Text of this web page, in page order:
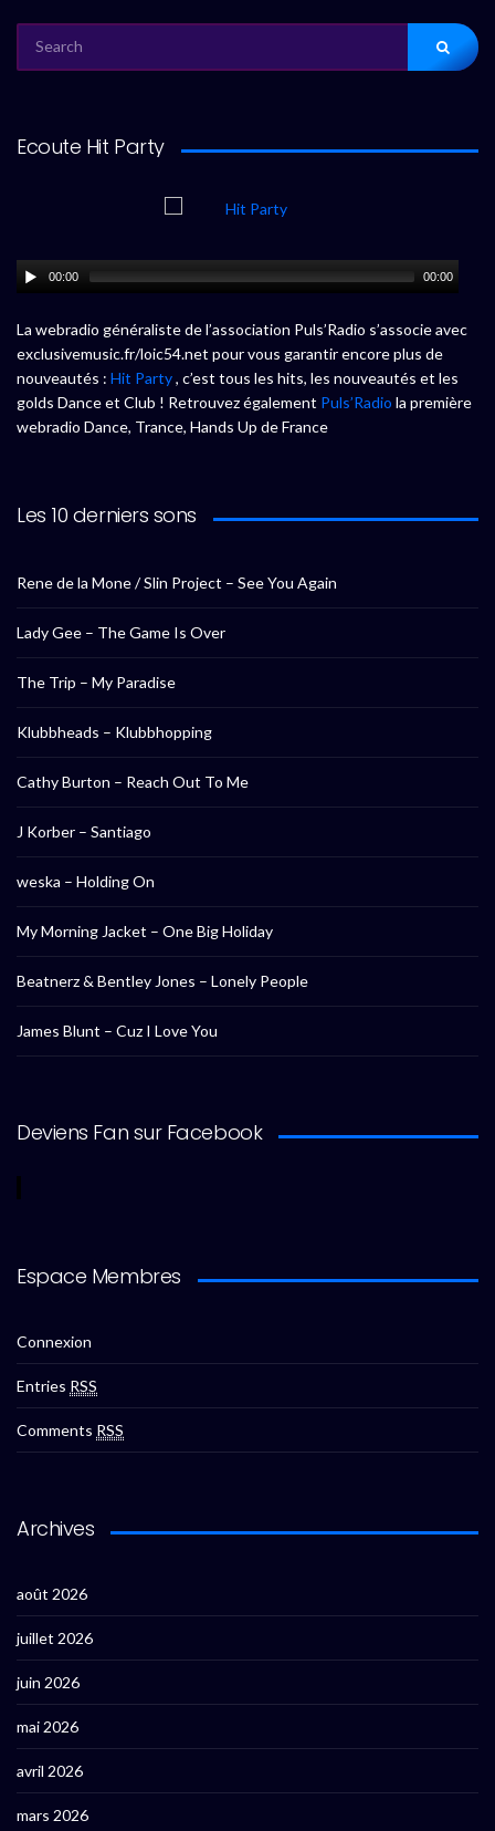
FOR:
Ecoute Hit Party
00:00 00:00
La webradio généraliste de l’association Puls’Radio s’associe avec
exclusivemusic.fr/loic54.net pour vous garantir encore plus de
nouveautés : Hit Party, c’est tous les hits, les nouveautés et les
golds Dance et Club ! Retrouvez également Puls’Radio la première
webradio Dance, Trance, Hands Up de France
Les 10 derniers sons
Rene de la Mone / Slin Project – See You Again
Lady Gee – The Game Is Over
The Trip – My Paradise
Klubbheads – Klubbhopping
Cathy Burton – Reach Out To Me
J Korber – Santiago
weska – Holding On
My Morning Jacket – One Big Holiday
Beatnerz & Bentley Jones – Lonely People
James Blunt – Cuz I Love You
Deviens Fan sur Facebook
Espace Membres
Connexion
Entries RSS
Comments RSS
Archives
août 2026
juillet 2026
juin 2026
mai 2026
avril 2026
mars 2026